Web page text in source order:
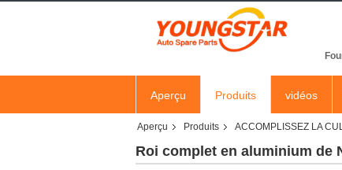
Aperçu Produits vidéos
Aperçu Produits ACCOMPLISSEZ LA
Roi complet en aluminium de